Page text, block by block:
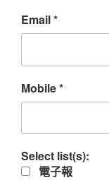
Email*
Mobile*
Select list(s):
電子報